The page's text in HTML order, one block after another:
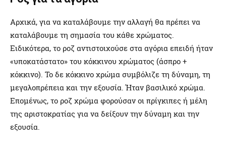
Αρχικά, για να καταλάβουμε την αλλαγή θα πρέπει να
καταλάβουμε τη σημασία του κάθε χρώματος.
Ειδικότερα, το ροζ αντιστοιχούσε στα αγόρια επειδή ήταν
«υποκατάστατο» του κόκκινου χρώματος (άσπρο +
κόκκινο). Το δε κόκκινο χρώμα συμβόλιζε τη δύναμη, τη
μεγαλοπρέπεια και την εξουσία. Ήταν βασιλικό χρώμα.
Επομένως, το ροζ χρώμα φορούσαν οι πρίγκιπες ή μέλη
της αριστοκρατίας για να δείξουν την δύναμη και την
εξουσία.